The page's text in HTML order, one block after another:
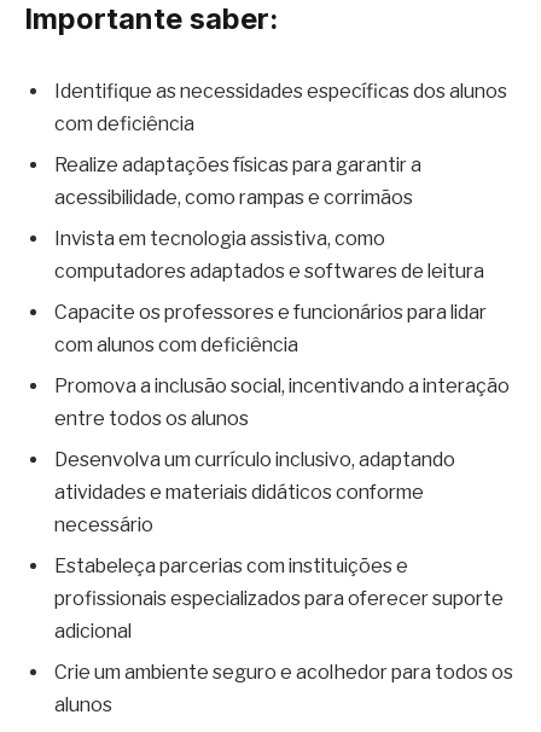
Importante saber:
Identifique as necessidades específicas dos alunos
com deficiência
Realize adaptações físicas para garantir a
acessibilidade, como rampas e corrimãos
Invista em tecnologia assistiva, como
computadores adaptados e softwares de leitura
Capacite os professores e funcionários para lidar
com alunos com deficiência
Promova a inclusão social, incentivando a interação
entre todos os alunos
Desenvolva um currículo inclusivo, adaptando
atividades e materiais didáticos conforme
necessário
Estabeleça parcerias com instituições e
profissionais especializados para oferecer suporte
adicional
Crie um ambiente seguro e acolhedor para todos os
alunos